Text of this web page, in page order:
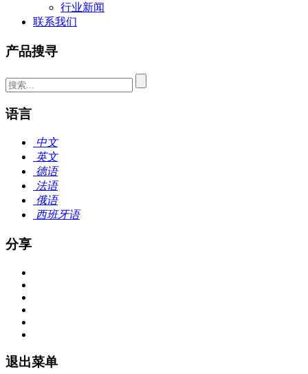
行业新闻
联系我们
产品搜寻
语言
中文
英文
德语
法语
俄语
西班牙语
分享
退出菜单